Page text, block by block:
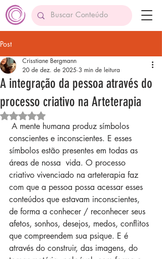
Post
A integração da pessoa através do
processo criativo na Arteterapia
Crisstiane Bergmann
20 de dez. de 2025 3 min de leitura
Avaliado com NaN de 5 estrelas.
conscientes e inconscientes. E esses
símbolos estão presentes em todas as
áreas de nossa  vida. O processo
criativo vivenciado na arteterapia faz
com que a pessoa possa acessar esses
conteúdos que estavam inconscientes,
de forma a conhecer / reconhecer seus
afetos, sonhos, desejos, medos, conflitos
que compreendem sua psique. E é
através do construir, das imagens, do